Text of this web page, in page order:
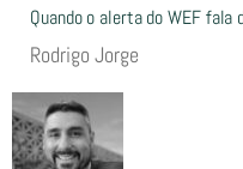
Quando o alerta do WEF fala
Rodrigo Jorge